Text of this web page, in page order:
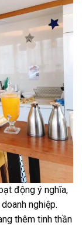
động ý nghĩa,
nghiệp.
thêm tinh thần